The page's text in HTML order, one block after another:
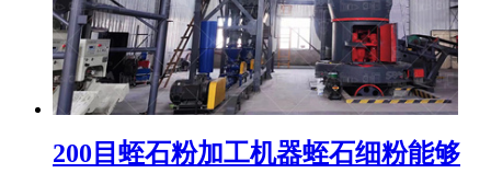
200目蛭石粉加工机器蛭石细粉能够